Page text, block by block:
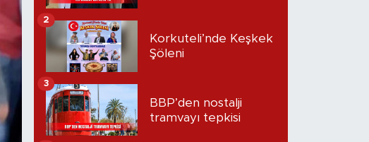
Korkuteli’nde Keşkek
Şöleni
2
BBP’den nostalji
tramvayı tepkisi
3